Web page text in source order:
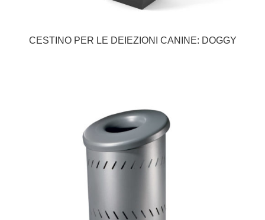
CESTINO PER LE DEIEZIONI CANINE: DOGGY